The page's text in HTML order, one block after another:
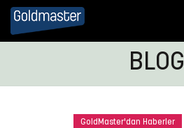
BLOG
GoldMaster'dan Haberler